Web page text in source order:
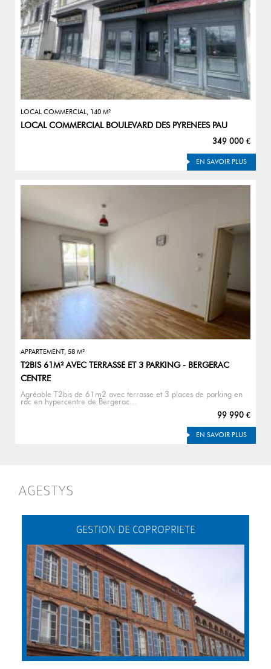
LOCAL COMMERCIAL, 140 M²
LOCAL COMMERCIAL BOULEVARD DES PYRENEES PAU
349 000 €
EN SAVOIR PLUS
APPARTEMENT, 58 M²
T2BIS 61M² AVEC TERRASSE ET 3 PARKING - BERGERAC
CENTRE
Agréable T2bis de 61m2 avec terrasse et 3 places de parking en
rdc en hypercentre de Bergerac...
99 990 €
EN SAVOIR PLUS
AGESTYS
GESTION DE COPROPRIETE